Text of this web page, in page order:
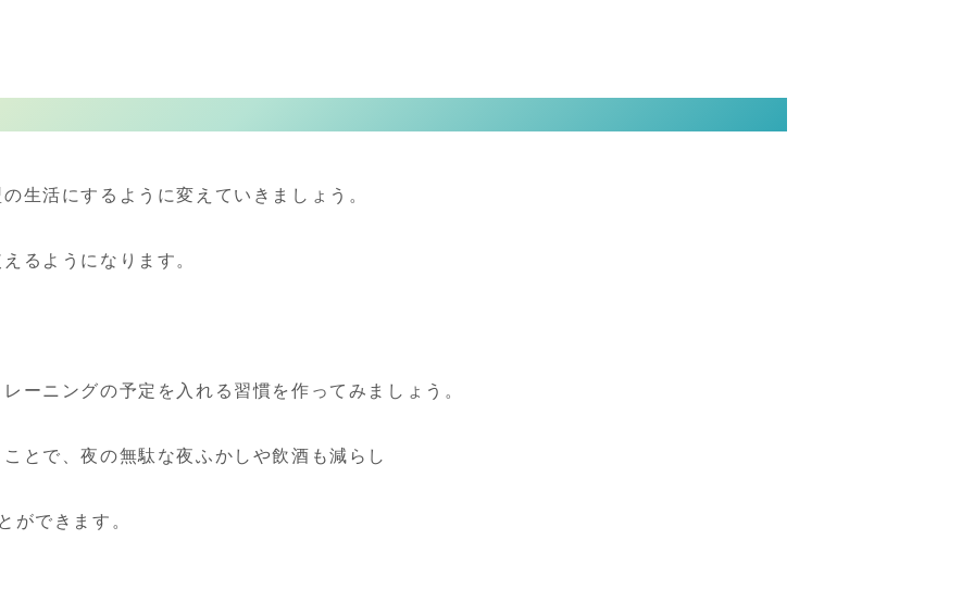
生活にするように変えていきましょう。
るようになります。
ーニングの予定を入れる習慣を作ってみましょう。
とで、夜の無駄な夜ふかしや飲酒も減らし
ができます。